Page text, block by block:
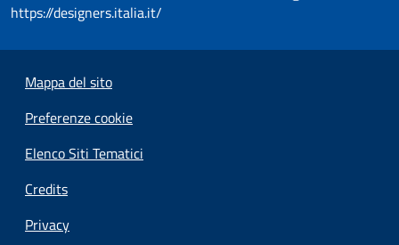
https://designers.italia.it/
Mappa del sito
Preferenze cookie
Elenco Siti Tematici
Credits
Privacy